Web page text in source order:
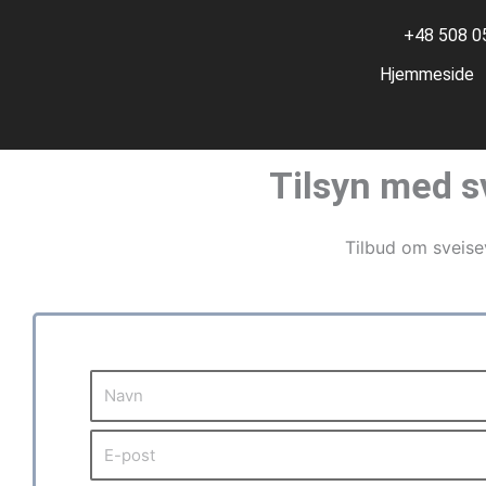
+48 508
Hjemmeside
Tilsyn med
Tilbud om